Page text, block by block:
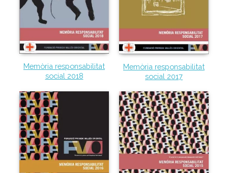
Memòria responsabilitat
social 2018
Memòria responsabilitat
social 2017